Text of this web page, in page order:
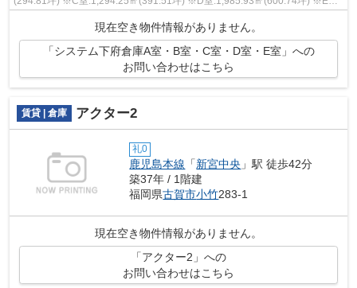
現在空き物件情報がありません。
「システム下府倉庫A室・B室・C室・D室・E室」への
お問い合わせはこちら
賃貸 | 倉庫 アクター2
礼0
鹿児島本線 「新宮中央 」駅 徒歩42分
築37年 / 1階建
福岡県古賀市小竹283-1
現在空き物件情報がありません。
「アクター2」への
お問い合わせはこちら